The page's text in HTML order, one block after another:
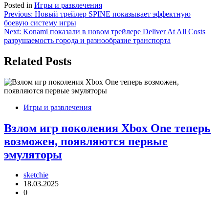
Posted in Игры и развлечения
Навигация
по
записям
Previous: Новый трейлер SPINE показывает эффектную
боевую систему игры
Next: Konami показали в новом трейлере Deliver At All Costs
разрушаемость города и разнообразие транспорта
Related Posts
Игры и развлечения
Взлом игр поколения Xbox One теперь
возможен, появляются первые
эмуляторы
sketchie
18.03.2025
0